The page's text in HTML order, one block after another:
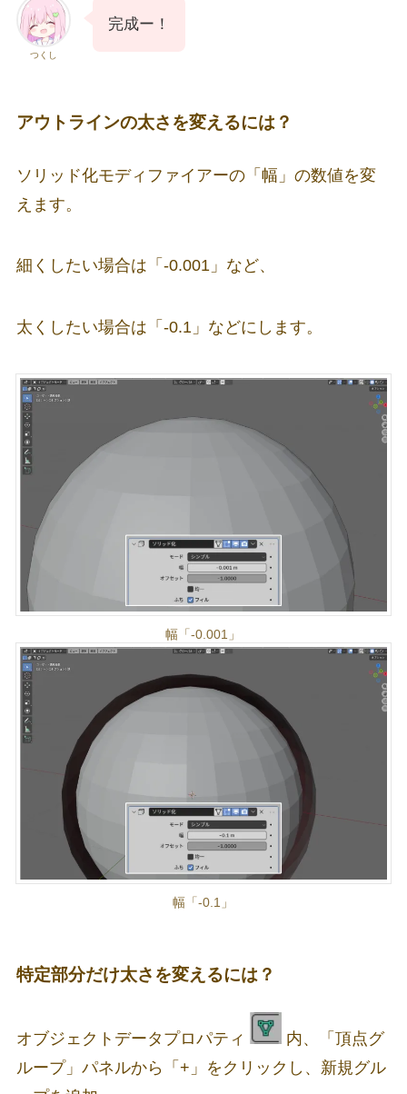
つくし
完成ー！
アウトラインの太さを変えるには？
ソリッド化モディファイアーの「幅」の数値を変
えます。
細くしたい場合は「-0.001」など、
太くしたい場合は「-0.1」などにします。
幅「-0.001」
幅「-0.1」
特定部分だけ太さを変えるには？
オブジェクトデータプロパティ
内、「頂点グ
ループ」パネルから「+」をクリックし、新規グル